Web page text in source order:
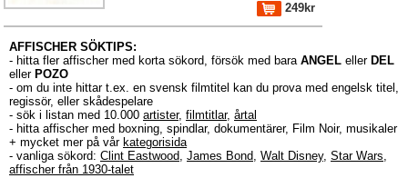
249kr
AFFISCHER SÖKTIPS:
- hitta fler affischer med korta sökord, försök med bara ANGEL eller DEL
eller POZO
- om du inte hittar t.ex. en svensk filmtitel kan du prova med engelsk titel,
regissör, eller skådespelare
- sök i listan med 10.000 artister, filmtitlar, årtal
- hitta affischer med boxning, spindlar, dokumentärer, Film Noir, musikaler
+ mycket mer på vår kategorisida
- vanliga sökord: Clint Eastwood, James Bond, Walt Disney, Star Wars,
affischer från 1930-talet